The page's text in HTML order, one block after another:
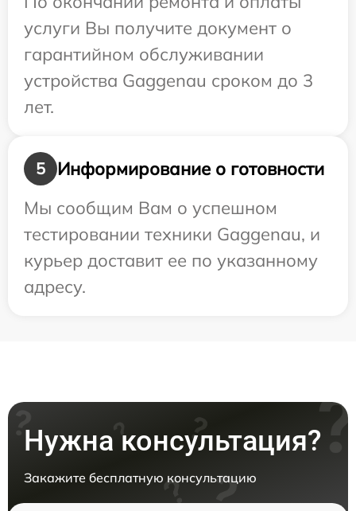
услуги Вы получите документ о
гарантийном обслуживании
устройства Gaggenau сроком до 3
лет.
5
Информирование о готовности
Мы сообщим Вам о успешном
тестировании техники Gaggenau, и
курьер доставит ее по указанному
адресу.
Нужна консультация?
Закажите бесплатную консультацию